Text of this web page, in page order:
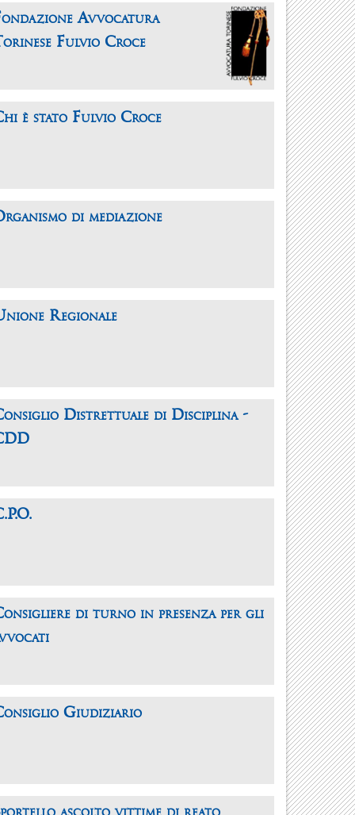
Avvocatura
Fulvio Croce
è stato Fulvio Croce
di mediazione
Regionale
Distrettuale di Disciplina -
di turno in presenza per gli
Giudiziario